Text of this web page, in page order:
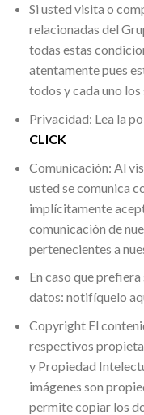
Si usted visita o
relacionadas del
todas estas
atentamente pues
todos y cada uno
Privacidad: Lea la
CLICK
Comunicación: Al
usted se comunica
implícitamente
comunicación de
pertenecientes a
En caso que
datos: notifíquelo
Copyright El
respectivos
y Propiedad
imágenes son
permite copiar los